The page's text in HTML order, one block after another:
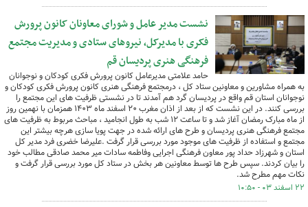
نشست مدیر عامل و شورای معاونان کانون پرورش
فکری با مدیرکل، نیروهای ستادی و مدیریت مجتمع
فرهنگی هنری پردیسان قم
حامد علامتی مدیرعامل کانون پرورش فکری کودکان و نوجوانان
به همراه مشاورین و معاونین ستاد کل ، درمجتمع فرهنگی هنری کانون پرورش فکری کودکان و
نوجوانان استان قم واقع در پردیسان گرد هم آمدند تا در نشستی ظرفیت های این مجتمع را
بررسی کنند. در این نشست که از بعد از اذان مغرب ۲۰ اسفند ماه ۱۴۰۳ همزمان با نهمین روز
از ماه مبارک رمضان آغاز شد و تا ساعت ۱۲ شب به طول انجامید ، مباحث مربوط به ظرفیت های
مجتمع فرهنگی هنری پردیسان و طرح های ارائه شده در جهت پویا سازی هرچه بیشتر این
مجتمع و استفاده از ظرفیت های موجود مورد بررسی قرار گرفت .علیرضا خضری فرد مدیر کل
استان و شهرزاد حداد پور معاون فرهنگی اجرایی وفاطمه سادات میر محمد صادقی مطالب خود
را بیان کردند. سپس طرح ها توسط معاونین هر بخش در ستاد کل مورد بررسی قرار گرفت و
نکات مهم مطرح شد.
۲۲ اسفند ۰۳ - ۱۰:۵۰